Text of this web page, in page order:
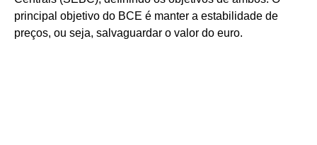
principal objetivo do BCE é manter a estabilidade de
preços, ou seja, salvaguardar o valor do euro.